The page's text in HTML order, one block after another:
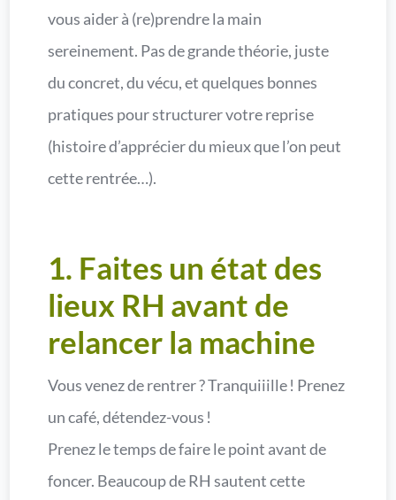
vous aider à (re)prendre la main
sereinement. Pas de grande théorie, juste
du concret, du vécu, et quelques bonnes
pratiques pour structurer votre reprise
(histoire d’apprécier du mieux que l’on peut
cette rentrée…).
1. Faites un état des
lieux RH avant de
relancer la machine
Vous venez de rentrer ? Tranquiiille ! Prenez
un café, détendez-vous !
Prenez le temps de faire le point avant de
foncer. Beaucoup de RH sautent cette